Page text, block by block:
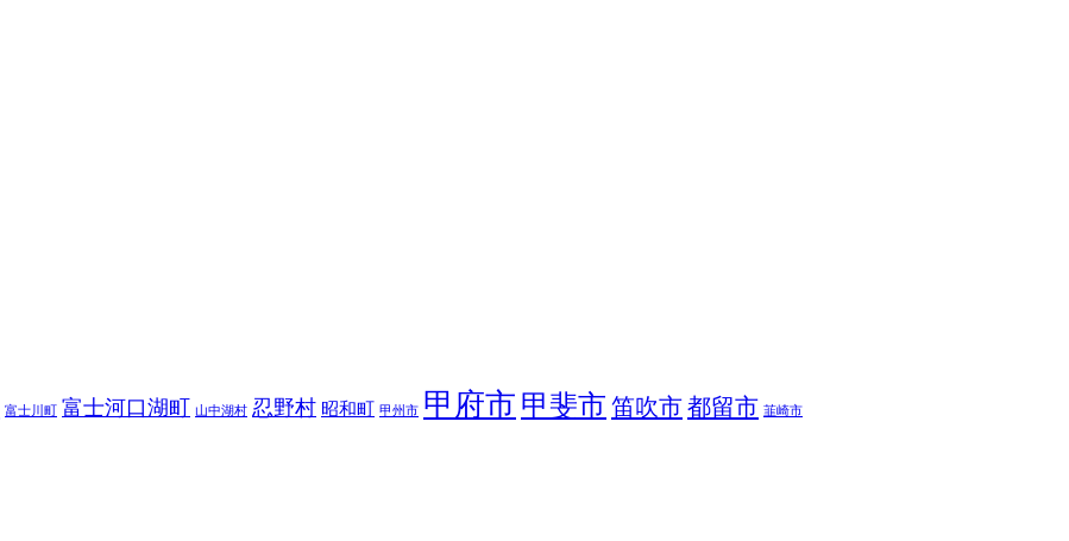
富士川町 富士河口湖町 山中湖村 忍野村 昭和町 甲州市 甲府市 甲斐市 笛吹市都留市 韮崎市